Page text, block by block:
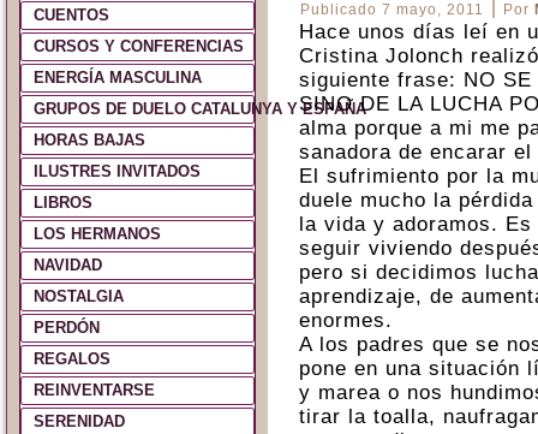
CUENTOS
CURSOS Y CONFERENCIAS
ENERGÍA MASCULINA
GRUPOS DE DUELO CATALUNYA Y ESPAÑA
HORAS BAJAS
ILUSTRES INVITADOS
LIBROS
LOS HERMANOS
NAVIDAD
NOSTALGIA
PERDÓN
REGALOS
REINVENTARSE
SERENIDAD
Publicado 7 mayo, 2011 Por
Hace unos días leí en
Cristina Jolonch
siguiente frase: NO SE
SINO DE LA LUCHA
alma porque a mi me
sanadora de encarar el
El sufrimiento por la
duele mucho la
la vida y adoramos.
seguir viviendo
pero si decidimos
aprendizaje, de
enormes.
A los padres que se
pone en una situación
y marea o nos
tirar la toalla,